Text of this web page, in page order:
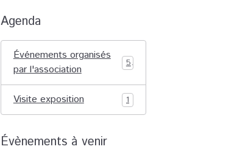
Agenda
Événements organisés
par l'association
5
Visite exposition 1
Évènements à venir